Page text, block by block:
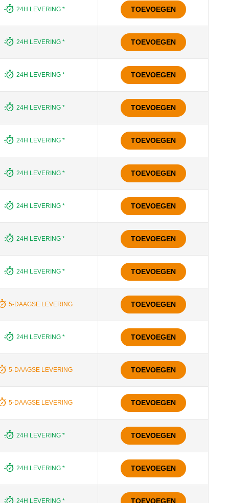
24H LEVERING * TOEVOEGEN
24H LEVERING * TOEVOEGEN
24H LEVERING * TOEVOEGEN
24H LEVERING * TOEVOEGEN
24H LEVERING * TOEVOEGEN
24H LEVERING * TOEVOEGEN
24H LEVERING * TOEVOEGEN
24H LEVERING * TOEVOEGEN
24H LEVERING * TOEVOEGEN
5-DAAGSE LEVERING TOEVOEGEN
24H LEVERING * TOEVOEGEN
5-DAAGSE LEVERING TOEVOEGEN
5-DAAGSE LEVERING TOEVOEGEN
24H LEVERING * TOEVOEGEN
24H LEVERING * TOEVOEGEN
24H LEVERING * TOEVOEGEN